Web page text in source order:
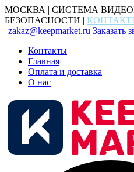
МОСКВА | СИСТЕМА
БЕЗОПАСНОСТИ |
zakaz@keepmarket.ru Заказать
Контакты
Главная
Оплата и доставка
О нас